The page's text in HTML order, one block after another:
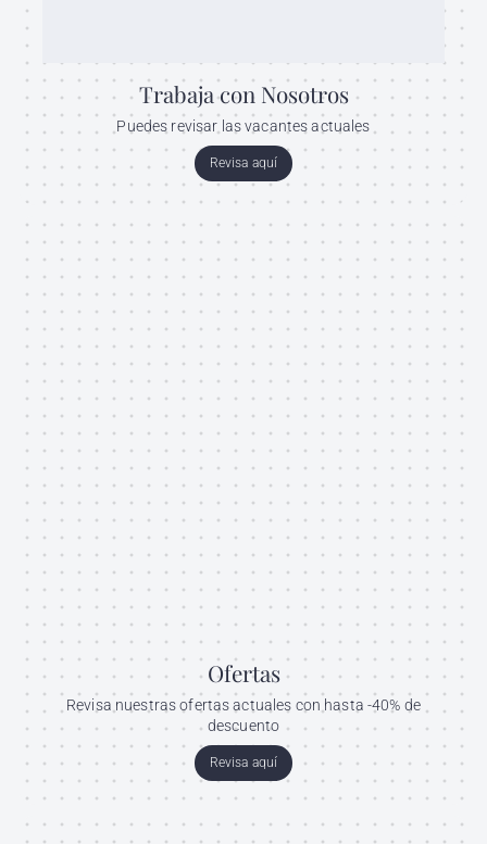
Trabaja con Nosotros
Puedes revisar las vacantes actuales
Revisa aquí
Ofertas
Revisa nuestras ofertas actuales con hasta -40% de
descuento
Revisa aquí